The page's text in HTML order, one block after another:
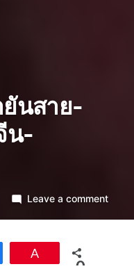
ยันสาย-
น-
Leave a commenton
0